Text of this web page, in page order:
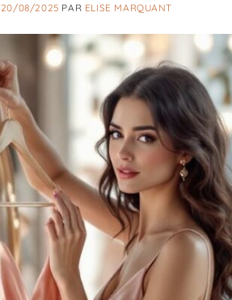
20/08/2025 PAR ELISE MARQUANT